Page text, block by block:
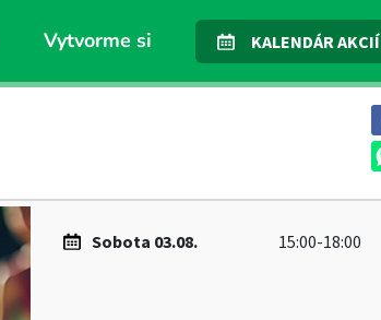
Vytvorme si KALENDÁR AKCIÍ
Sobota 03.08. 15:00-18:00